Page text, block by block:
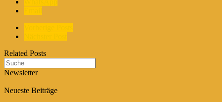
Related Posts
Newsletter
Neueste Beiträge